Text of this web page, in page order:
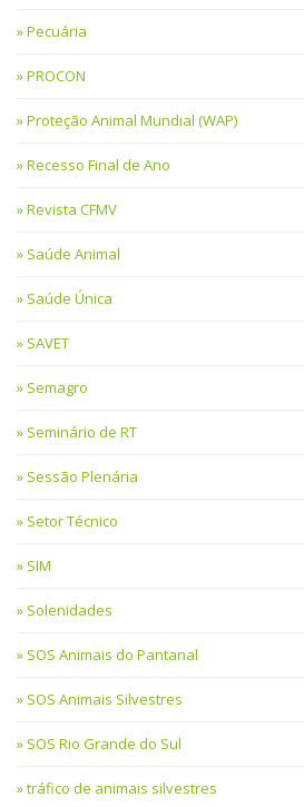
Pecuária
PROCON
Proteção Animal Mundial (WAP)
Recesso Final de Ano
Revista CFMV
Saúde Animal
Saúde Única
SAVET
Semagro
Seminário de RT
Sessão Plenária
Setor Técnico
SIM
Solenidades
SOS Animais do Pantanal
SOS Animais Silvestres
SOS Rio Grande do Sul
tráfico de animais silvestres